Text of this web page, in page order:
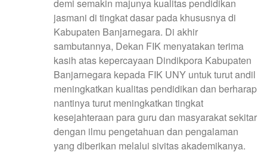
demi semakin majunya kualitas pendidikan
jasmani di tingkat dasar pada khususnya di
Kabupaten Banjarnegara. Di akhir
sambutannya, Dekan FIK menyatakan terima
kasih atas kepercayaan Dindikpora Kabupaten
Banjarnegara kepada FIK UNY untuk turut andil
meningkatkan kualitas pendidikan dan berharap
nantinya turut meningkatkan tingkat
kesejahteraan para guru dan masyarakat sekitar
dengan ilmu pengetahuan dan pengalaman
yang diberikan melalui sivitas akademikanya.